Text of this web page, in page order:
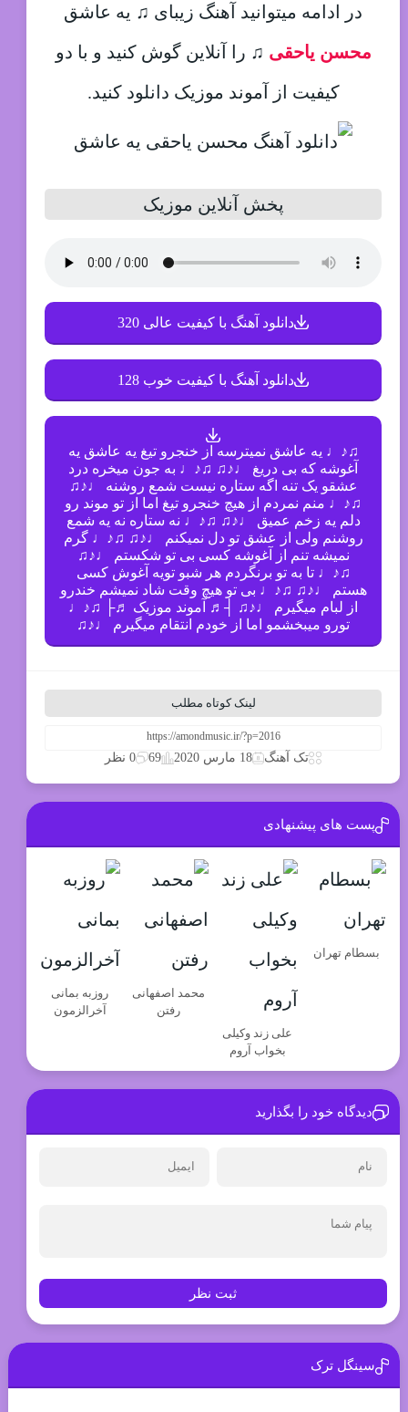
در ادامه میتوانید آهنگ زیبای ♫ یه عاشق
محسن یاحقی ♫ را آنلاین گوش کنید و با دو
کیفیت از آموند موزیک دانلود کنید.
پخش آنلاین موزیک
دانلود آهنگ با کیفیت عالی 320
دانلود آهنگ با کیفیت خوب 128
♫♪♩ یه عاشق نمیترسه از خنجرو تیغ یه عاشق یه
آغوشه که بی دریغ ♩♪♫ ♫♪♩ به جون میخره درد
عشقو یک تنه اگه ستاره نیست شمع روشنه ♩♪♫
♫♪♩ منم نمردم از هیچ خنجرو تیغ اما از تو موند رو
دلم یه زخم عمیق ♩♪♫ ♫♪♩ نه ستاره نه یه شمع
روشنم ولی از عشق تو دل نمیکنم ♩♪♫ ♫♪♩ گرم
نمیشه تنم از آغوشه کسی بی تو شکستم ♩♪♫
♫♪♩ تا به تو برنگردم هر شبو تویه آغوش کسی
هستم ♩♪♫ ♫♪♩ بی تو هیچ وقت شاد نمیشم خندرو
از لبام میگیرم ♩♪♫ ┤♬ آموند موزیک ♬├ ♫♪♩
تورو میبخشمو اما از خودم انتقام میگیرم ♩♪♫
لینک کوتاه مطلب
تک آهنگ 18 مارس 2020 69 0 نظر
پست های پیشنهادی
بسطام تهران
علی زند وکیلی
بخواب آروم
محمد اصفهانی
رفتن
روزبه بمانی
آخرالزمون
دیدگاه خود را بگذارید
ثبت نظر
سینگل ترک